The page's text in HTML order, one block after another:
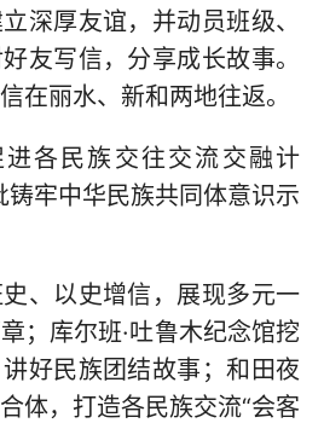
深厚友谊，并动员班级、
友写信，分享成长故事。
在丽水、新和两地往返。
各民族交往交流交融计
铸牢中华民族共同体意识示
、以史增信，展现多元一
；库尔班·吐鲁木纪念馆挖
好民族团结故事；和田夜
体，打造各民族交流“会客